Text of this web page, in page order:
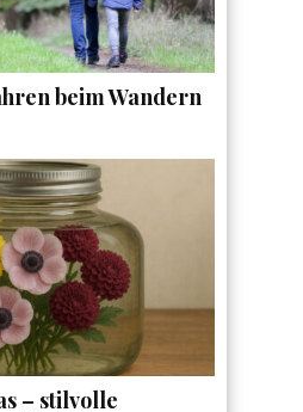
beim Wandern
– stilvolle